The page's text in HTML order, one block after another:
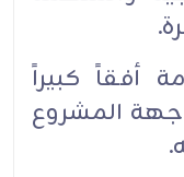
أفقاً كبيراً
المشروع